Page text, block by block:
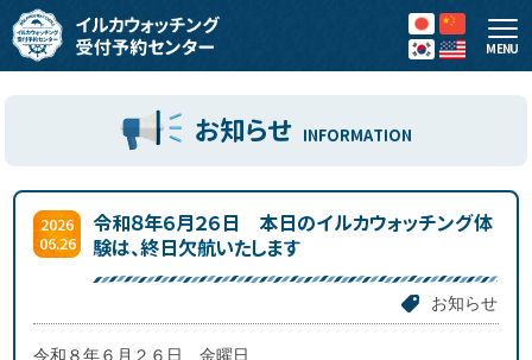
MENU
お知らせ INFORMATION
2026
06.26
令和８年６月２６日 本日のイルカウォッチング体
験は、終日欠航いたします
お知らせ
令和８年６月２６日 金曜日